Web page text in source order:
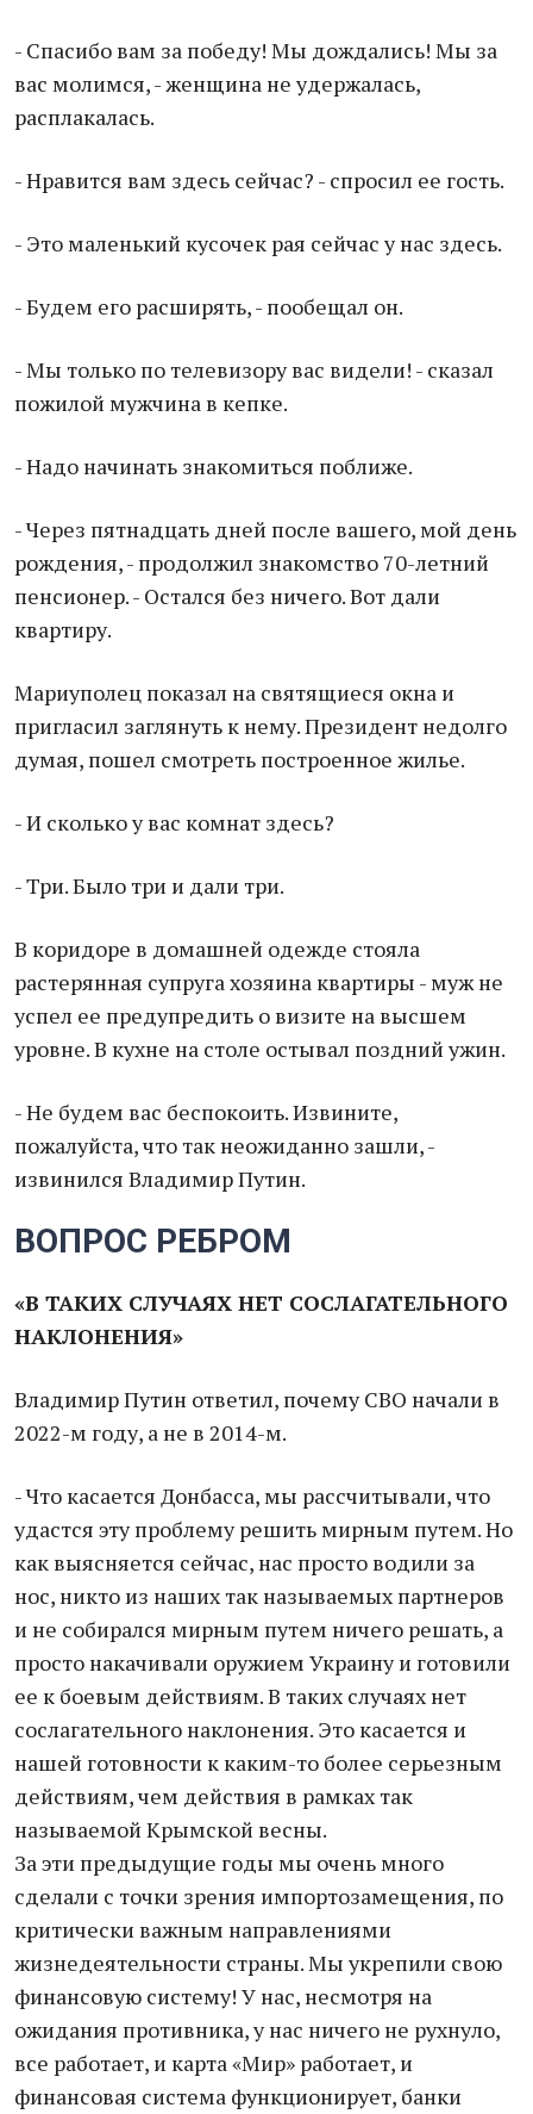
- Спасибо вам за победу! Мы дождались! Мы за
вас молимся, - женщина не удержалась,
расплакалась.
- Нравится вам здесь сейчас? - спросил ее гость.
- Это маленький кусочек рая сейчас у нас здесь.
- Будем его расширять, - пообещал он.
- Мы только по телевизору вас видели! - сказал
пожилой мужчина в кепке.
- Надо начинать знакомиться поближе.
- Через пятнадцать дней после вашего, мой день
рождения, - продолжил знакомство 70-летний
пенсионер. - Остался без ничего. Вот дали
квартиру.
Мариуполец показал на святящиеся окна и
пригласил заглянуть к нему. Президент недолго
думая, пошел смотреть построенное жилье.
- И сколько у вас комнат здесь?
- Три. Было три и дали три.
В коридоре в домашней одежде стояла
растерянная супруга хозяина квартиры - муж не
успел ее предупредить о визите на высшем
уровне. В кухне на столе остывал поздний ужин.
- Не будем вас беспокоить. Извините,
пожалуйста, что так неожиданно зашли, -
извинился Владимир Путин.
ВОПРОС РЕБРОМ
«В ТАКИХ СЛУЧАЯХ НЕТ СОСЛАГАТЕЛЬНОГО
НАКЛОНЕНИЯ»
Владимир Путин ответил, почему СВО начали в
2022-м году, а не в 2014-м.
- Что касается Донбасса, мы рассчитывали, что
удастся эту проблему решить мирным путем. Но
как выясняется сейчас, нас просто водили за
нос, никто из наших так называемых партнеров
и не собирался мирным путем ничего решать, а
просто накачивали оружием Украину и готовили
ее к боевым действиям. В таких случаях нет
сослагательного наклонения. Это касается и
нашей готовности к каким-то более серьезным
действиям, чем действия в рамках так
называемой Крымской весны.
За эти предыдущие годы мы очень много
сделали с точки зрения импортозамещения, по
критически важным направлениями
жизнедеятельности страны. Мы укрепили свою
финансовую систему! У нас, несмотря на
ожидания противника, у нас ничего не рухнуло,
все работает, и карта «Мир» работает, и
финансовая система функционирует, банки